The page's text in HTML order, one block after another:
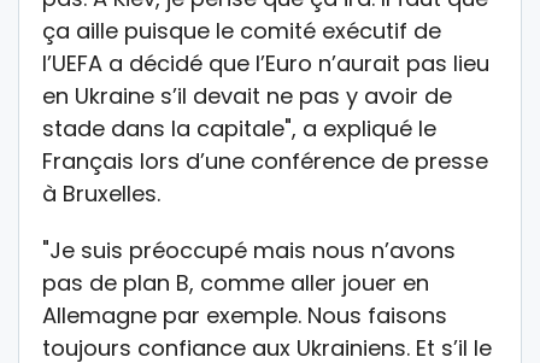
ça aille puisque le comité exécutif de
l’UEFA a décidé que l’Euro n’aurait pas lieu
en Ukraine s’il devait ne pas y avoir de
stade dans la capitale", a expliqué le
Français lors d’une conférence de presse
à Bruxelles.
"Je suis préoccupé mais nous n’avons
pas de plan B, comme aller jouer en
Allemagne par exemple. Nous faisons
toujours confiance aux Ukrainiens. Et s’il le